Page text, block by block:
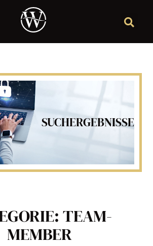
SUCHERGEBNISSE
TEAM-
MEMBER